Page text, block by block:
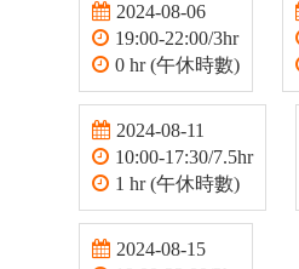
2024-08-06
19:00-22:00/3hr
0 hr (午休時數)
2024-08-11
10:00-17:30/7.5hr
1 hr (午休時數)
2024-08-15